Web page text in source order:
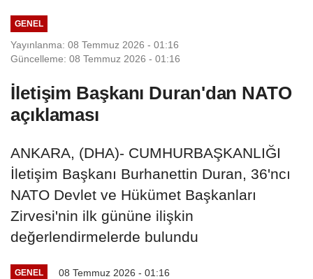
GENEL
Yayınlanma: 08 Temmuz 2026 - 01:16
Güncelleme: 08 Temmuz 2026 - 01:16
İletişim Başkanı Duran'dan NATO
açıklaması
ANKARA, (DHA)- CUMHURBAŞKANLIĞI
İletişim Başkanı Burhanettin Duran, 36'ncı⁠
⁠NATO Devlet ve Hükümet Başkanları
Zirvesi'nin ilk gününe ilişkin
değerlendirmelerde bulundu
GENEL 08 Temmuz 2026 - 01:16